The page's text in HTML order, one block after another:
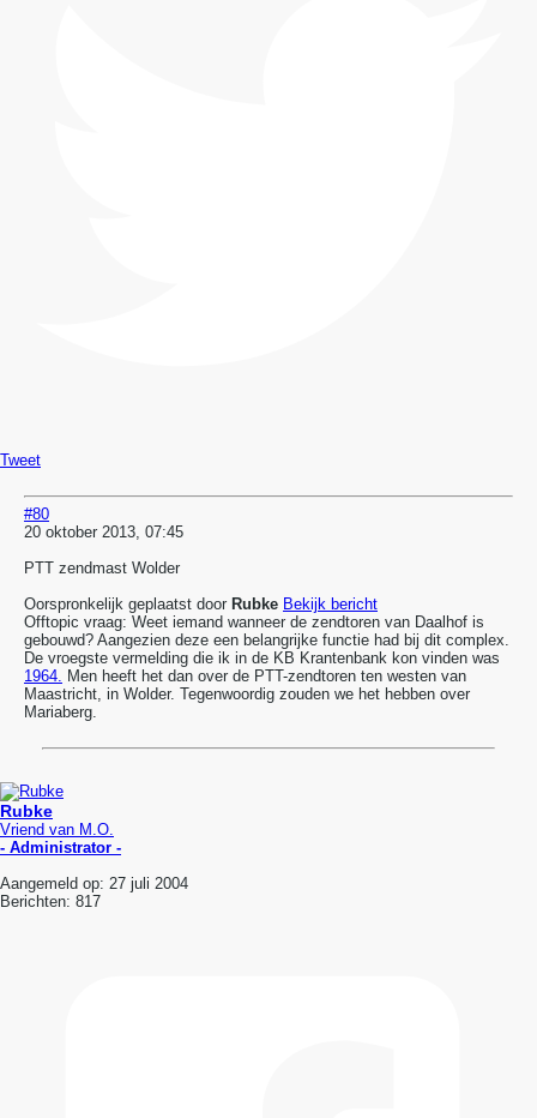
Tweet
#80
20 oktober 2013, 07:45
PTT zendmast Wolder
Oorspronkelijk geplaatst door Rubke Bekijk bericht
Offtopic vraag: Weet iemand wanneer de zendtoren van Daalhof is
gebouwd? Aangezien deze een belangrijke functie had bij dit complex.
De vroegste vermelding die ik in de KB Krantenbank kon vinden was
1964. Men heeft het dan over de PTT-zendtoren ten westen van
Maastricht, in Wolder. Tegenwoordig zouden we het hebben over
Mariaberg.
Rubke
Vriend van M.O.
- Administrator -
Aangemeld op: 27 juli 2004
Berichten: 817